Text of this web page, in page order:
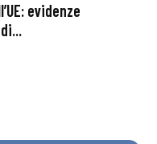
evidenze